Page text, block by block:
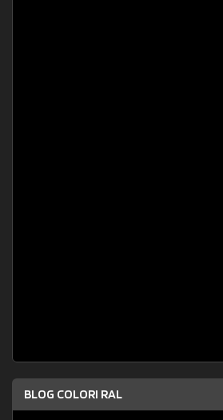
BLOG COLORI RAL